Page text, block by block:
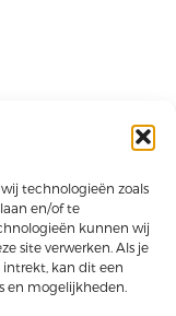
technologieën zoals
en/of te
kunnen wij
site verwerken. Als je
kan dit een
en mogelijkheden.
te vergeten